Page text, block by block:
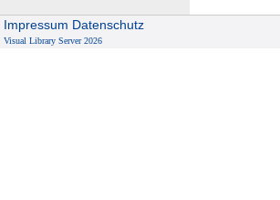
Impressum Datenschutz
Visual Library Server 2026